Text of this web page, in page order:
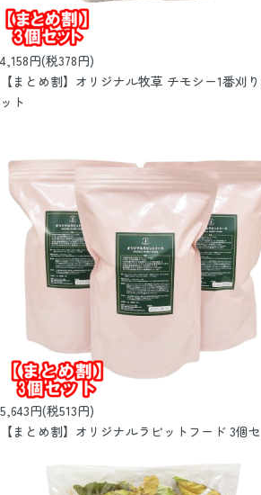
4,158円(税378円)
【まとめ割】オリジナル牧草 チモシー1番刈
ット
5,643円(税513円)
【まとめ割】オリジナルラビットフード 3個